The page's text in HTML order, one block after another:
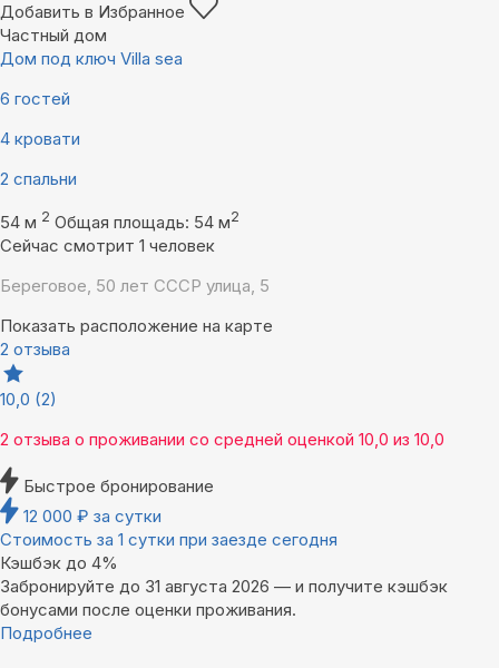
Добавить в Избранное
Частный дом
Дом под ключ Villa sea
6 гостей
4 кровати
2 спальни
54 м 2 Общая площадь: 54 м2
Сейчас смотрит 1 человек
Береговое, 50 лет СССР улица, 5
Показать расположение на карте
2 отзыва
10,0 (2)
2 отзыва о проживании со средней оценкой 10,0 из 10,0
Быстрое бронирование
12 000 ₽ за сутки
Стоимость за 1 сутки при заезде сегодня
Кэшбэк до 4%
Забронируйте до 31 августа 2026 — и получите кэшбэк
бонусами после оценки проживания.
Подробнее